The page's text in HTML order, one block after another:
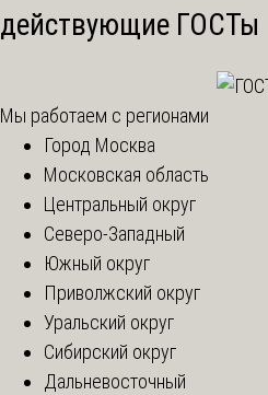
действующие ГОСТы
Мы работаем с регионами
Город Москва
Московская область
Центральный округ
Северо-Западный
Южный округ
Приволжский округ
Уральский округ
Сибирский округ
Дальневосточный